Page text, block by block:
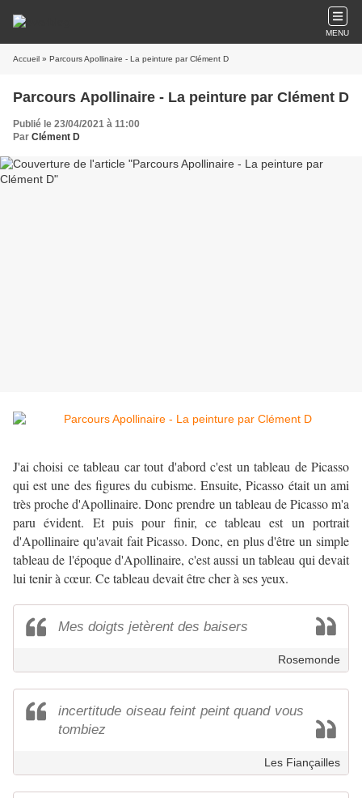
MENU
Accueil » Parcours Apollinaire - La peinture par Clément D
Parcours Apollinaire - La peinture par Clément D
Publié le 23/04/2021 à 11:00
Par Clément D
J'ai choisi ce tableau car tout d'abord c'est un tableau de Picasso
qui est une des figures du cubisme. Ensuite, Picasso était un ami
très proche d'Apollinaire. Donc prendre un tableau de Picasso m'a
paru évident. Et puis pour finir, ce tableau est un portrait
d'Apollinaire qu'avait fait Picasso. Donc, en plus d'être un simple
tableau de l'époque d'Apollinaire, c'est aussi un tableau qui devait
lui tenir à cœur. Ce tableau devait être cher à ses yeux.
Mes doigts jetèrent des baisers
Rosemonde
incertitude oiseau feint peint quand vous
tombiez
Les Fiançailles